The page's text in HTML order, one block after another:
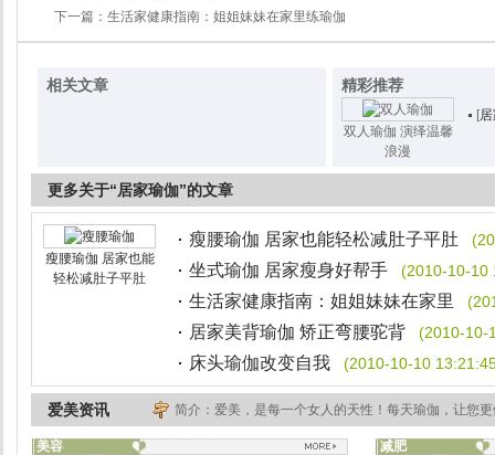
下一篇： 生活家健康指南：姐姐妹妹在家里练瑜伽
相关文章 精彩推荐
双人瑜伽 演绎温馨
浪漫
[
更多关于“居家瑜伽”的文章
瘦腰瑜伽 居家也能
轻松减肚子平肚
瘦腰瑜伽 居家也能轻松减肚子平肚
坐式瑜伽 居家瘦身好帮手 (2010-10-10
生活家健康指南：姐姐妹妹在家里
居家美背瑜伽 矫正弯腰驼背 (2010-10-
床头瑜伽改变自我 (2010-10-10
爱美资讯 简介：爱美，是每一个女人的天性！每天瑜伽，让您
美容 减肥